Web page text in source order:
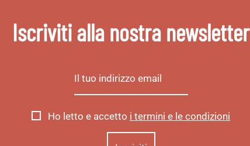
Iscriviti alla nostra newsletter
Ho letto e accetto i termini e le condizioni